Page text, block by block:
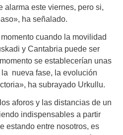
alarma este viernes, pero si,
ha señalado.
cuando la movilidad
y Cantabria puede ser
se establecerían unas
nueva fase, la evolución
ha subrayado Urkullu.
aforos y las distancias de un
indispensables a partir
estando entre nosotros, es